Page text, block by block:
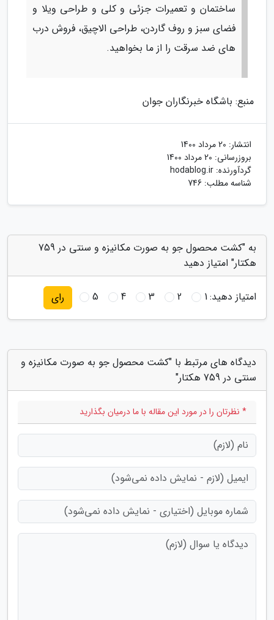
ساختمان و تعمیرات جزئی و کلی و طراحی ویلا و
فضای سبز و روف گاردن، طراحی الاچیق، فروش درب
های ضد سرقت را از ما بخواهید.
منبع: باشگاه خبرنگاران جوان
انتشار: 20 مرداد 1400
بروزرسانی: 20 مرداد 1400
گردآورنده: hodablog.ir
شناسه مطلب: 746
به "کشت محصول جو به صورت مکانیزه و سنتی در 759
هکتار" امتیاز دهید
امتیاز دهید:1
2
3
4
5 رای
دیدگاه های مرتبط با "کشت محصول جو به صورت مکانیزه و
سنتی در 759 هکتار"
* نظرتان را در مورد این مقاله با ما درمیان بگذارید